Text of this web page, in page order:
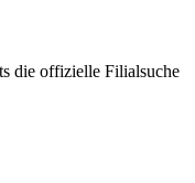
die offizielle Filialsuche